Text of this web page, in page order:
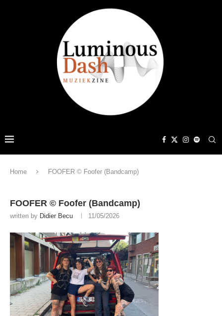
Home FOOFER © Foofer (Bandcamp)
FOOFER © Foofer (Bandcamp)
written by Didier Becu 11/05/2026